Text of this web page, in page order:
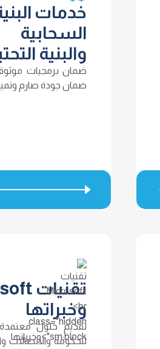
خدمات
السحابية
والبنية
ضمان برمجيات
ضمان جودة صارم
تقنيات Microsoft
وخبراتها
للحكومة والاتصالات